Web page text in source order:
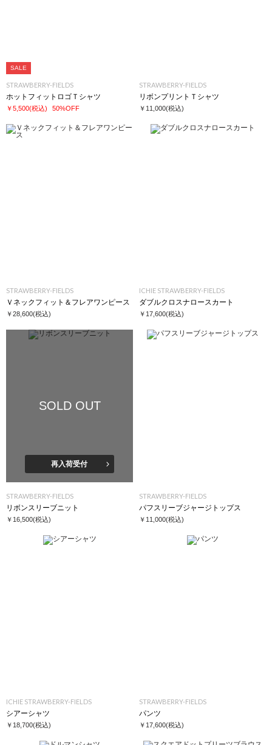
SALE
STRAWBERRY-FIELDS
ホットフィットロゴＴシャツ
￥5,500(税込) 50%OFF
STRAWBERRY-FIELDS
リボンプリントＴシャツ
￥11,000(税込)
STRAWBERRY-FIELDS
Ｖネックフィット＆フレアワンピース
￥28,600(税込)
ICHIE STRAWBERRY-FIELDS
ダブルクロスナロースカート
￥17,600(税込)
SOLD OUT
再入荷受付
STRAWBERRY-FIELDS
リボンスリーブニット
￥16,500(税込)
STRAWBERRY-FIELDS
パフスリーブジャージトップス
￥11,000(税込)
ICHIE STRAWBERRY-FIELDS
シアーシャツ
￥18,700(税込)
STRAWBERRY-FIELDS
パンツ
￥17,600(税込)